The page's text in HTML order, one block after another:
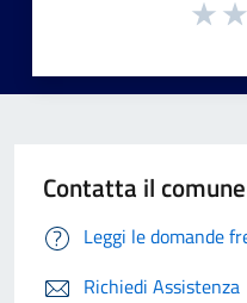
Contatta il comune
Leggi le domande
Richiedi Assistenza